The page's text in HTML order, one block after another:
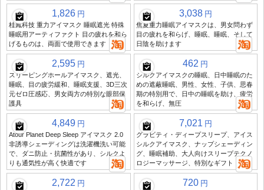
1,826 円
桂鳳科技 重力アイマスク 睡眠遮光 特殊
睡眠用アーティファクト 目の疲れを和ら
げるものは、両面で使用できます
3,038 円
焦夏重力睡眠アイマスクは、男女問わず
目の疲れを和らげ、睡眠、睡眠、そして
日陰を助けます
2,595 円
スリーピングホールアイマスク、遮光、
睡眠、目の疲労緩和、睡眠支援、3D三次
元ゼロ圧感応、男女両方の特別な眼部保
護具
462 円
シルクアイマスクの睡眠、日中睡眠のた
めの遮蔽睡眠、男性、女性、子供、思春
期の特別用で、日中の睡眠を助け、疲労
を和らげ、無圧
4,849 円
Atour Planet Deep Sleep アイマスク 2.0
非誘導シェーディングは洗濯機洗い可能
で、ダニ防止・抗菌性があり、シルクよ
りも通気性が高く快適です
7,021 円
グラビティ・ディープスリープ、アイス
シルクアイマスク、ナップシェーディン
グ、睡眠補助、大人向けスリープテクノ
ロジーマッサージ、特別なギフト
2,722 円 720 円